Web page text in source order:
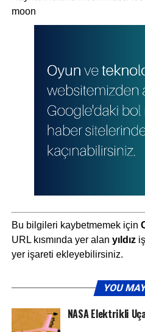
moon
Bu bilgileri kaybetmemek için
URL kısmında yer alan yıldız
yer işareti ekleyebilirsiniz.
YOU
NASA Elektrikli